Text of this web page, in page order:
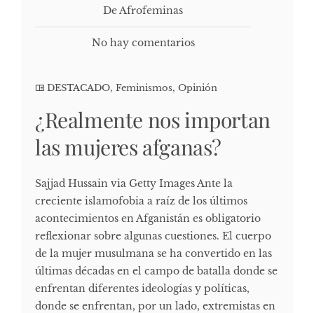
De Afrofeminas
No hay comentarios
DESTACADO, Feminismos, Opinión
¿Realmente nos importan
las mujeres afganas?
Sajjad Hussain via Getty Images Ante la
creciente islamofobia a raíz de los últimos
acontecimientos en Afganistán es obligatorio
reflexionar sobre algunas cuestiones. El cuerpo
de la mujer musulmana se ha convertido en las
últimas décadas en el campo de batalla donde se
enfrentan diferentes ideologías y políticas,
donde se enfrentan, por un lado, extremistas en